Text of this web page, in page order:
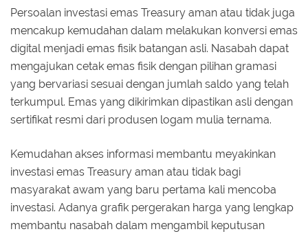
Persoalan investasi emas Treasury aman atau tidak juga
mencakup kemudahan dalam melakukan konversi emas
digital menjadi emas fisik batangan asli. Nasabah dapat
mengajukan cetak emas fisik dengan pilihan gramasi
yang bervariasi sesuai dengan jumlah saldo yang telah
terkumpul. Emas yang dikirimkan dipastikan asli dengan
sertifikat resmi dari produsen logam mulia ternama.
Kemudahan akses informasi membantu meyakinkan
investasi emas Treasury aman atau tidak bagi
masyarakat awam yang baru pertama kali mencoba
investasi. Adanya grafik pergerakan harga yang lengkap
membantu nasabah dalam mengambil keputusan